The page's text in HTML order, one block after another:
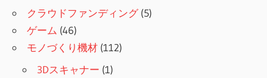
クラウドファンディング(5)
ゲーム (46)
モノづくり機材 (112)
3Dスキャナー (1)